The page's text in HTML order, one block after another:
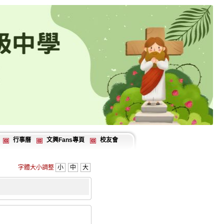
行事曆 文興Fans專頁 校友會
字體大小調整 小 中 大